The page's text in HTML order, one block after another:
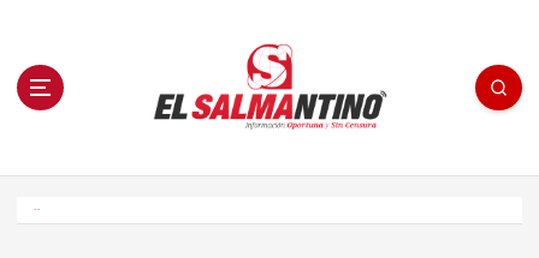
n El Salmantino - medios/noticias/editorial